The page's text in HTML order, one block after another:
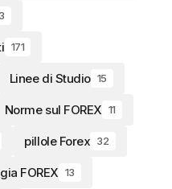
171
Linee di Studio 15
Norme sul FOREX 11
pillole Forex 32
FOREX 13